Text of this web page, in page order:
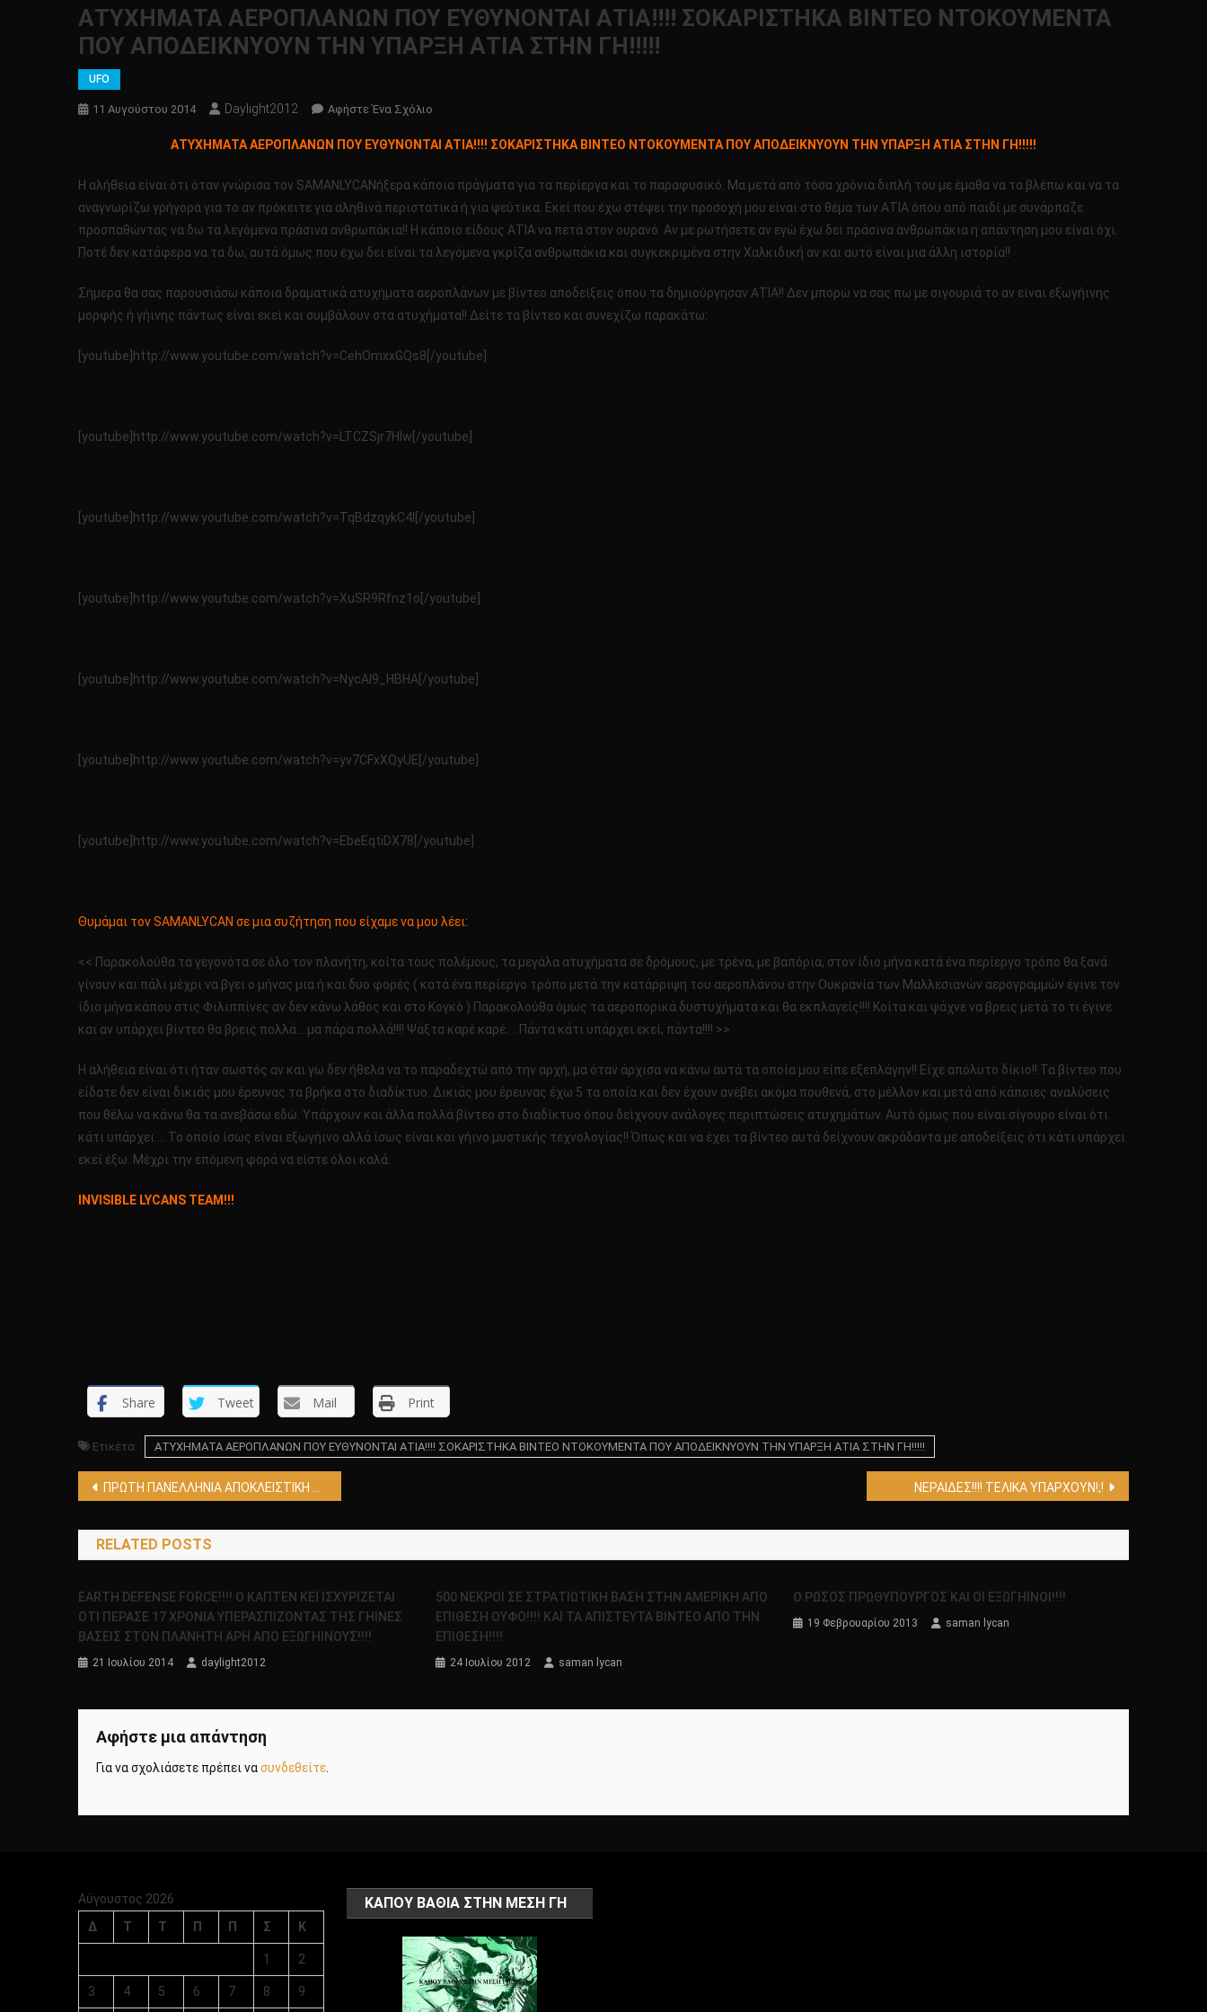
ΑΤΥΧΗΜΑΤΑ ΑΕΡΟΠΛΑΝΩΝ ΠΟΥ ΕΥΘΥΝΟΝΤΑΙ ΑΤΙΑ!!!! ΣΟΚΑΡΙΣΤΗΚΑ ΒΙΝΤΕΟ ΝΤΟΚΟΥΜΕΝΤΑ
ΠΟΥ ΑΠΟΔΕΙΚΝΥΟΥΝ ΤΗΝ ΥΠΑΡΞΗ ΑΤΙΑ ΣΤΗΝ ΓΗ!!!!!
UFO
11 Αυγούστου 2014 Daylight2012 Αφήστε Ένα Σχόλιο
ΑΤΥΧΗΜΑΤΑ
ΠΟΥ
ΕΥΘΥΝΟΝΤΑΙ
ΑΤΙΑ!!!!
ΣΟΚΑΡΙΣΤΗΚΑ
ΝΤΟΚΟΥΜΕΝΤΑ
ΠΟΥ
ΤΗΝ
ΓΗ!!!!!
ΑΤΥΧΗΜΑΤΑ ΑΕΡΟΠΛΑΝΩΝ ΠΟΥ ΕΥΘΥΝΟΝΤΑΙ ΑΤΙΑ!!!! ΣΟΚΑΡΙΣΤΗΚΑ ΒΙΝΤΕΟ ΝΤΟΚΟΥΜΕΝΤΑ ΠΟΥ ΑΠΟΔΕΙΚΝΥΟΥΝ ΤΗΝ ΥΠΑΡΞΗ ΑΤΙΑ ΣΤΗΝ ΓΗ!!!!!
Η αλήθεια είναι ότι όταν γνώρισα τον SAMANLYCANήξερα κάποια πράγματα για τα περίεργα και το παραφυσικό. Μα μετά από τόσα χρόνια διπλή του με έμαθα να τα βλέπω και να τα
αναγνωρίζω γρήγορα για το αν πρόκειτε για αληθινά περιστατικά ή για ψεύτικα. Εκεί που έχω στέψει την προσοχή μου είναι στο θέμα των ΑΤΙΑ όπου από παιδί με συνάρπαζε
προσπαθώντας να δω τα λεγόμενα πράσινα ανθρωπάκια!! Η κάποιο είδους ΑΤΙΑ να πετά στον ουρανό. Αν με ρωτήσετε αν εγώ έχω δει πράσινα ανθρωπάκια η απάντηση μου είναι όχι.
Ποτέ δεν κατάφερα να τα δω, αυτά όμως που έχω δει είναι τα λεγόμενα γκρίζα ανθρωπάκια και συγκεκριμένα στην Χαλκιδική αν και αυτό είναι μια άλλη ιστορία!!
Σήμερα θα σας παρουσιάσω κάποια δραματικά ατυχήματα αεροπλάνων με βίντεο αποδείξεις όπου τα δημιούργησαν ΑΤΙΑ!! Δεν μπορώ να σας πω με σιγουριά το αν είναι εξωγήινης
μορφής ή γήινης πάντως είναι εκεί και συμβάλουν στα ατυχήματα!! Δείτε τα βίντεο και συνεχίζω παρακάτω:
[youtube]http://www.youtube.com/watch?v=CehOmxxGQs8[/youtube]
[youtube]http://www.youtube.com/watch?v=LTCZSjr7Hlw[/youtube]
[youtube]http://www.youtube.com/watch?v=TqBdzqykC4I[/youtube]
[youtube]http://www.youtube.com/watch?v=XuSR9Rfnz1o[/youtube]
[youtube]http://www.youtube.com/watch?v=NycAl9_HBHA[/youtube]
[youtube]http://www.youtube.com/watch?v=yv7CFxXQyUE[/youtube]
[youtube]http://www.youtube.com/watch?v=EbeEqtiDX78[/youtube]
Θυμάμαι τον SAMANLYCAN σε μια συζήτηση που είχαμε να μου λέει:
<< Παρακολούθα τα γεγονότα σε όλο τον πλανήτη, κοίτα τους πολέμους, τα μεγάλα ατυχήματα σε δρόμους, με τρένα, με βαπόρια, στον ίδιο μήνα κατά ένα περίεργο τρόπο θα ξανά
γίνουν και πάλι μέχρι να βγει ο μήνας μια ή και δυο φορές ( κατά ένα περίεργο τρόπο μετά την κατάρριψη του αεροπλάνου στην Ουκρανία των Μαλλεσιανών αερογραμμών έγινε τον
ίδιο μήνα κάπου στις Φιλιππίνες αν δεν κάνω λάθος και στο Κογκό ) Παρακολούθα όμως τα αεροπορικά δυστυχήματα και θα εκπλαγείς!!!! Κοίτα και ψάχνε να βρεις μετά το τι έγινε
και αν υπάρχει βίντεο θα βρεις πολλά….μα πάρα πολλά!!!! Ψάξτα καρέ καρέ…. Πάντα κάτι υπάρχει εκεί, πάντα!!!! >>
Η αλήθεια είναι ότι ήταν σωστός αν και γω δεν ήθελα να το παραδεχτώ από την αρχή, μα όταν άρχισα να κάνω αυτά τα οποία μου είπε εξεπλάγην!! Είχε απόλυτο δίκιο!! Τα βίντεο που
είδατε δεν είναι δικιάς μου έρευνας τα βρήκα στο διαδίκτυο. Δικιάς μου έρευνας έχω 5 τα οποία και δεν έχουν ανέβει ακόμα πουθενά, στο μέλλον και μετά από κάποιες αναλύσεις
που θέλω να κάνω θα τα ανεβάσω εδώ. Υπάρχουν και άλλα πολλά βίντεο στο διαδίκτυο όπου δείχνουν ανάλογες περιπτώσεις ατυχημάτων. Αυτό όμως που είναι σίγουρο είναι ότι
κάτι υπάρχει…. Το οποίο ίσως είναι εξωγήινο αλλά ίσως είναι και γήινο μυστικής τεχνολογίας!! Όπως και να έχει τα βίντεο αυτά δείχνουν ακράδαντα με αποδείξεις ότι κάτι υπάρχει
εκεί έξω. Μέχρι την επόμενη φορά να είστε όλοι καλά.
INVISIBLE LYCANS TEAM!!!
Share Tweet Mail Print
Ετικέτα: ΑΤΥΧΗΜΑΤΑ ΑΕΡΟΠΛΑΝΩΝ ΠΟΥ ΕΥΘΥΝΟΝΤΑΙ ΑΤΙΑ!!!! ΣΟΚΑΡΙΣΤΗΚΑ ΒΙΝΤΕΟ ΝΤΟΚΟΥΜΕΝΤΑ ΠΟΥ ΑΠΟΔΕΙΚΝΥΟΥΝ ΤΗΝ ΥΠΑΡΞΗ ΑΤΙΑ ΣΤΗΝ ΓΗ!!!!!
Πλοήγηση
άρθρων
ΠΡΩΤΗ ΠΑΝΕΛΛΗΝΙΑ ΑΠΟΚΛΕΙΣΤΙΚΗ ΑΝΑΦΟΡΑ!!!! ΠΛΑΝΗΤΗΣ ΑΡΗΣ!!!! ΤΕΛΕΥΤΑΙΑ ΑΠΙΣΤΕΥΤΑ ΕΥΡΗΜΑΤΑ!!!! ΝΕΡΑΙΔΕΣ!!!! ΤΕΛΙΚΑ ΥΠΑΡΧΟΥΝ!;!
RELATED POSTS
EARTH DEFENSE FORCE!!!! Ο ΚΑΠΤΕΝ ΚΕΪ ΙΣΧΥΡΙΖΕΤΑΙ
ΟΤΙ ΠΕΡΑΣΕ 17 ΧΡΟΝΙΑ ΥΠΕΡΑΣΠΙΖΟΝΤΑΣ ΤΗΣ ΓΗΙΝΕΣ
ΒΑΣΕΙΣ ΣΤΟΝ ΠΛΑΝΗΤΗ ΑΡΗ ΑΠΟ ΕΞΩΓΗΙΝΟΥΣ!!!!
21 Ιουλίου 2014 daylight2012
500 ΝΕΚΡΟΙ ΣΕ ΣΤΡΑΤΙΩΤΙΚΗ ΒΑΣΗ ΣΤΗΝ ΑΜΕΡΙΚΗ ΑΠΟ
ΕΠΙΘΕΣΗ ΟΥΦΟ!!!! ΚΑΙ ΤΑ ΑΠΙΣΤΕΥΤΑ ΒΙΝΤΕΟ ΑΠΟ ΤΗΝ
ΕΠΙΘΕΣΗ!!!!
24 Ιουλίου 2012 saman lycan
Ο ΡΩΣΟΣ ΠΡΩΘΥΠΟΥΡΓΟΣ ΚΑΙ ΟΙ ΕΞΩΓΗΙΝΟΙ!!!!
19 Φεβρουαρίου 2013 saman lycan
Αφήστε μια απάντηση
Για να σχολιάσετε πρέπει νασυνδεθείτε.
Αύγουστος 2026
Δ
Τ Τ Π Π Σ Κ
1 2
3 4 5 6 7 8 9
ΚΑΠΟΥ ΒΑΘΙΑ ΣΤΗΝ ΜΕΣΗ ΓΗ